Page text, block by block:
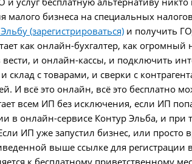
малого бизнеса на специальных
(зарегистрироваться) и получить
как онлайн-бухгалтер, как
и онлайн-кассы, и подключить
склад с товарами, и сверки с
И всё это онлайн, всё это бесплатно
всем ИП без исключения, если ИП
в онлайн-сервисе Контур Эльба, и при
ИП уже запустил бизнес, или
выше ссылке для регистрации
к бесплатному приветственному